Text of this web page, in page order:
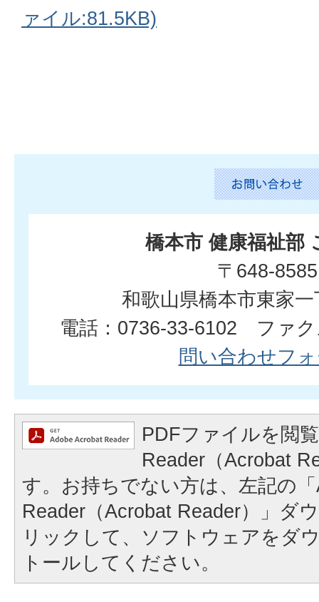
ァイル:81.5KB)
橋本市 健康福祉部
〒648-8585
和歌山県橋本市東家
電話：0736-33-6102 ファク
問い合わせフ
PDFファイルを閲
Reader（Acrobat
す。お持ちでない方は、左記の
Reader（Acrobat Reader）」ダ
リックして、ソフトウェアをダ
トールしてください。